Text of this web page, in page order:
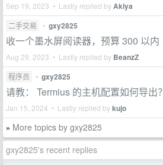
Sep 19, 2023 • Lastly replied byAkiya
二手交易 • gxy2825
收一个墨水屏阅读器，预算 300 以内
Aug 29, 2023 • Lastly replied by BeanzZ
程序员 • gxy2825
请教： Termius 的主机配置如何导出？
Jan 15, 2024 • Lastly replied bykujo
» More topics by gxy2825
gxy2825's recent replies